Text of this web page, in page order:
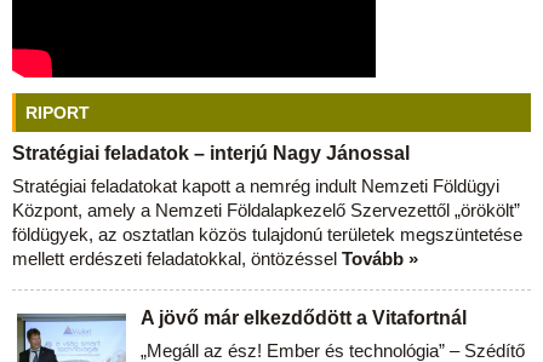
RIPORT
Stratégiai feladatok – interjú Nagy Jánossal
Stratégiai feladatokat kapott a nemrég indult Nemzeti Földügyi
Központ, amely a Nemzeti Földalapkezelő Szervezettől „örökölt”
földügyek, az osztatlan közös tulajdonú területek megszüntetése
mellett erdészeti feladatokkal, öntözéssel Tovább »
A jövő már elkezdődött a Vitafortnál
„Megáll az ész! Ember és technológia” – Szédítő